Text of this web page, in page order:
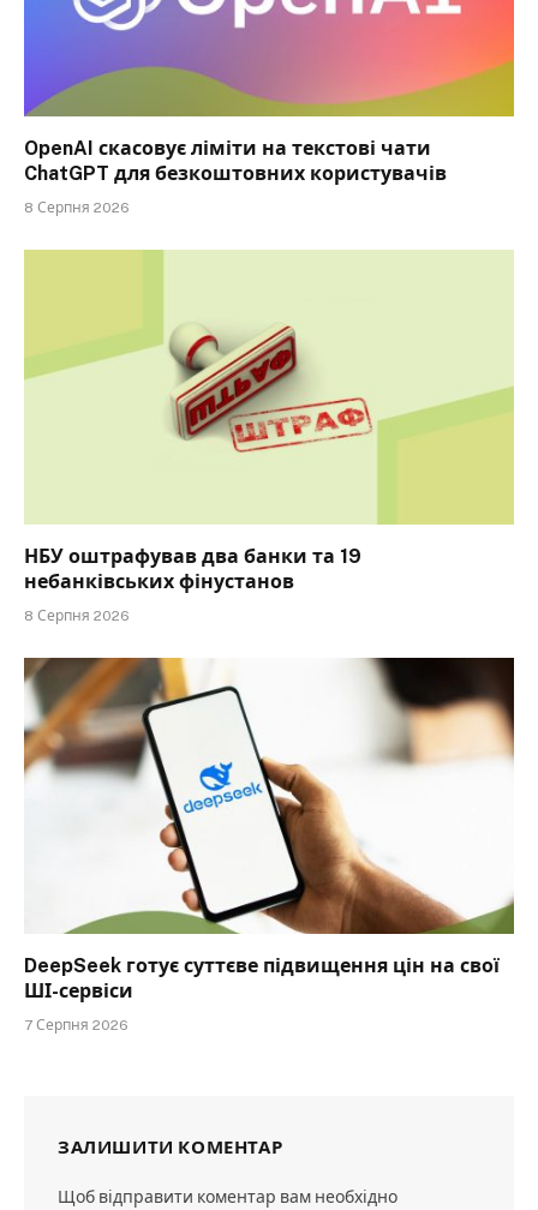
OpenAI скасовує ліміти на текстові чати
ChatGPT для безкоштовних користувачів
8 Серпня 2026
НБУ оштрафував два банки та 19
небанківських фінустанов
8 Серпня 2026
DeepSeek готує суттєве підвищення цін на свої
ШІ-сервіси
7 Серпня 2026
ЗАЛИШИТИ КОМЕНТАР
Щоб відправити коментар вам необхідно